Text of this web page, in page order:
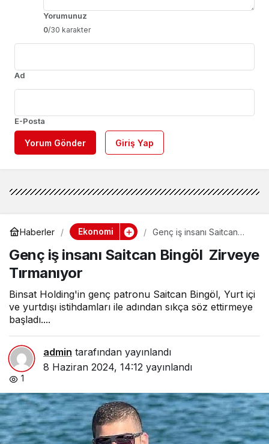
Yorumunuz
0/30 karakter
Ad
E-Posta
Yorum Gönder Giriş Yap
Haberler Ekonomi
Genç iş insanı Saitcan
Tırmanıyor
Genç iş insanı Saitcan Bingöl Zirveye
Tırmanıyor
Binsat Holding'in genç patronu Saitcan Bingöl, Yurt içi
ve yurtdışı istihdamları ile adından sıkça söz ettirmeye
başladı....
admin tarafından yayınlandı
8 Haziran 2024, 14:12 yayınlandı
1